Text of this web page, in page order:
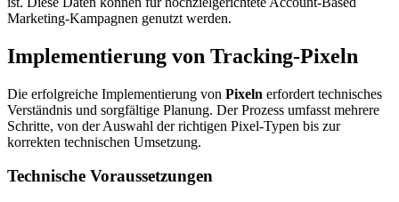
Marketing-Kampagnen genutzt werden.
Implementierung von Tracking-Pixeln
Die erfolgreiche Implementierung von Pixeln erfordert technisches
Verständnis und sorgfältige Planung. Der Prozess umfasst mehrere
Schritte, von der Auswahl der richtigen Pixel-Typen bis zur
korrekten technischen Umsetzung.
Technische Voraussetzungen